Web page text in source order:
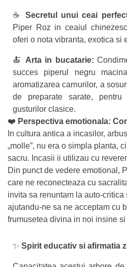
☕️ Secretul unui ceai
Piper Roz in ceaiul
oferi o nota vibranta, exotica si
🍝 Arta in bucatarie:
succes piperul negru
aromatizarea carnurilor, a
de preparate sarate,
gusturilor clasice.
❤️ Perspectiva emotionala:
In cultura antica a incasilor,
„molle”, nu era o simpla planta,
sacru. Incasii ii utilizau cu
Din punct de vedere emotional,
care ne reconecteaza cu
invita sa renuntam la auto-critica
ajutandu-ne sa ne acceptam cu
frumusetea divina in noi insine
✨ Spirit educativ si afirmatia